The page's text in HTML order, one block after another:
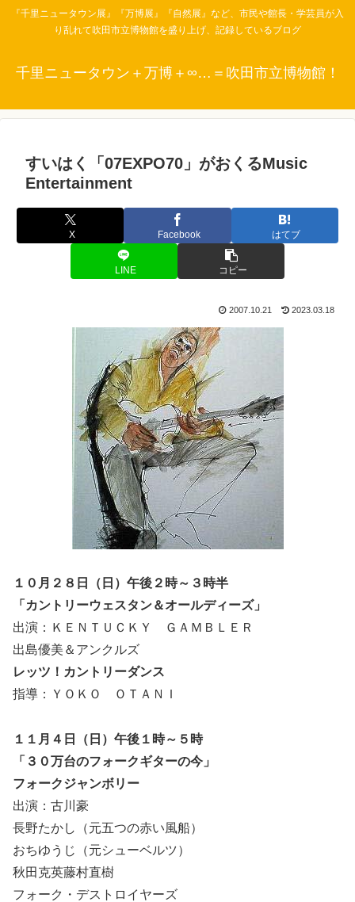
『千里ニュータウン展』『万博展』『自然展』など、市民や館長・学芸員が入
り乱れて吹田市立博物館を盛り上げ、記録しているブログ
千里ニュータウン＋万博＋∞…＝吹田市立博物館！
すいはく「07EXPO70」がおくるMusic
Entertainment
X Facebook はてブ
LINE コピー
2007.10.21 2023.03.18
１０月２８日（日）午後２時～３時半
「カントリーウェスタン＆オールディーズ」
出演：ＫＥＮＴＵＣＫＹ ＧＡＭＢＬＥＲ
出島優美＆アンクルズ
レッツ！カントリーダンス
指導：ＹＯＫＯ ＯＴＡＮＩ
１１月４日（日）午後１時～５時
「３０万台のフォークギターの今」
フォークジャンボリー
出演：古川豪
長野たかし（元五つの赤い風船）
おちゆうじ（元シューベルツ）
秋田克英藤村直樹
フォーク・デストロイヤーズ